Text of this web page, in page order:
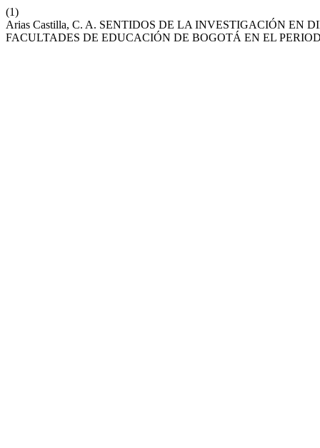
(1)
Arias Castilla, C. A. SENTIDOS DE LA INVESTIGACIÓN EN
FACULTADES DE EDUCACIÓN DE BOGOTÁ EN EL